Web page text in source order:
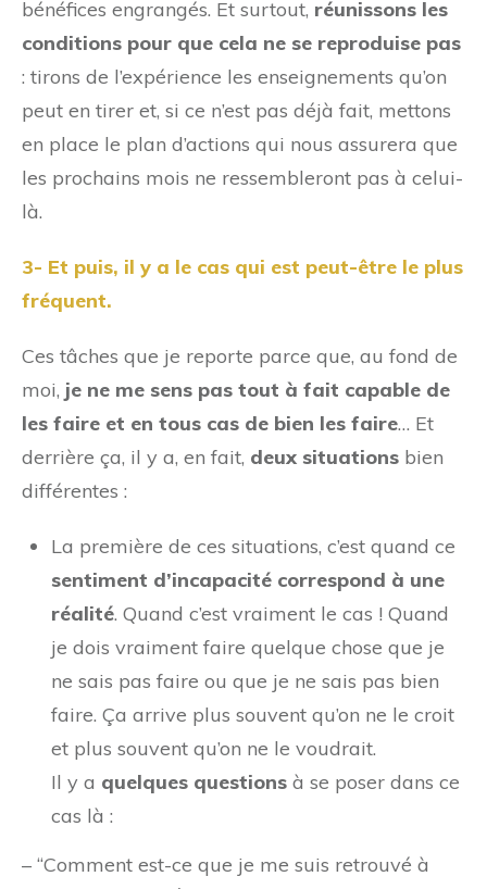
bénéfices engrangés. Et surtout, réunissons les
conditions pour que cela ne se reproduise pas
: tirons de l’expérience les enseignements qu’on
peut en tirer et, si ce n’est pas déjà fait, mettons
en place le plan d’actions qui nous assurera que
les prochains mois ne ressembleront pas à celui-
là.
3- Et puis, il y a le cas qui est peut-être le plus
fréquent.
Ces tâches que je reporte parce que, au fond de
moi, je ne me sens pas tout à fait capable de
les faire et en tous cas de bien les faire… Et
derrière ça, il y a, en fait, deux situations bien
différentes :
La première de ces situations, c’est quand ce
sentiment d’incapacité correspond à une
réalité. Quand c’est vraiment le cas ! Quand
je dois vraiment faire quelque chose que je
ne sais pas faire ou que je ne sais pas bien
faire. Ça arrive plus souvent qu’on ne le croit
et plus souvent qu’on ne le voudrait.
Il y a quelques questions à se poser dans ce
cas là :
– “Comment est-ce que je me suis retrouvé à